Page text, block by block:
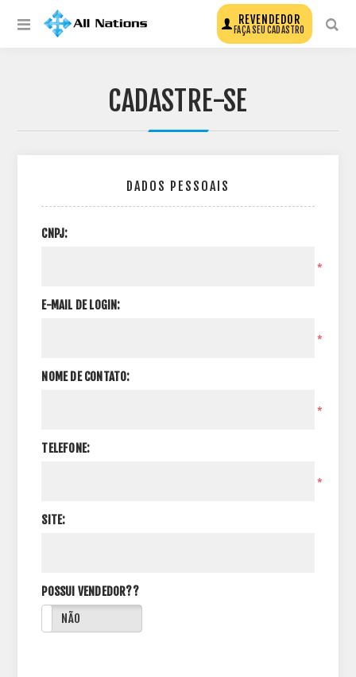
REVENDEDOR
FAÇA SEU CADASTRO
CADASTRE-SE
DADOS PESSOAIS
CNPJ:
*
E-MAIL DE LOGIN:
*
NOME DE CONTATO:
*
TELEFONE:
*
SITE:
POSSUI VENDEDOR??
NÃO